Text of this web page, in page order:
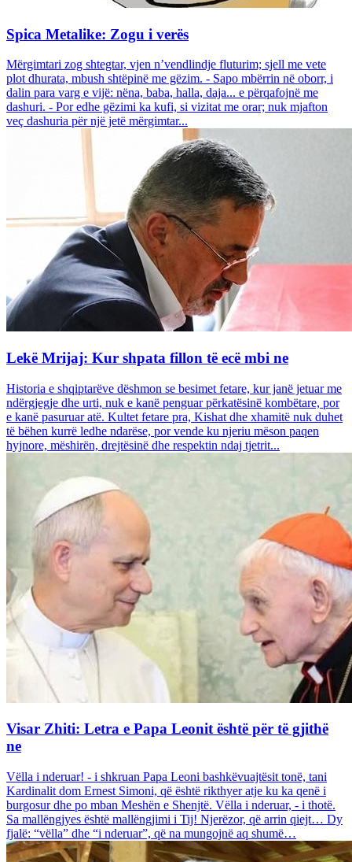
Spica Metalike: Zogu i verës
Mërgimtari zog shtegtar, vjen n’vendlindje fluturim; sjell me vete
plot dhurata, mbush shtëpinë me gëzim. - Sapo mbërrin në oborr, i
dalin para varg e vijë: nëna, baba, halla, daja... e përqafojnë me
dashuri. - Por edhe gëzimi ka kufi, si vizitat me orar; nuk mjafton
veç dashuria për një jetë mërgimtar...
Lekë Mrijaj: Kur shpata fillon të ecë mbi ne
Historia e shqiptarëve dëshmon se besimet fetare, kur janë jetuar me
ndërgjegje dhe urti, nuk e kanë penguar përkatësinë kombëtare, por
e kanë pasuruar atë. Kultet fetare pra, Kishat dhe xhamitë nuk duhet
të bëhen kurrë ledhe ndarëse, por vende ku njeriu mëson paqen
hyjnore, mëshirën, drejtësinë dhe respektin ndaj tjetrit...
Visar Zhiti: Letra e Papa Leonit është për të gjithë
ne
Vëlla i nderuar! - i shkruan Papa Leoni bashkëvuajtësit tonë, tani
Kardinalit dom Ernest Simoni, që është rikthyer atje ku ka qenë i
burgosur dhe po mban Meshën e Shenjtë. Vëlla i nderuar, - i thotë.
Sa mallëngjyes është mallëngjimi i Tij! Njerëzor, që arrin qiejt… Dy
fjalë: “vëlla” dhe “i nderuar”, që na mungojnë aq shumë…